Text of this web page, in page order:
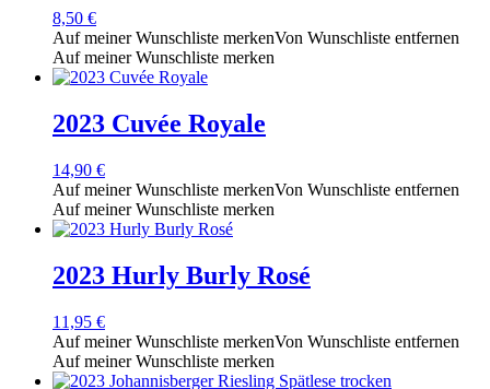
8,50 €
Auf meiner Wunschliste merkenVon Wunschliste entfernen
Auf meiner Wunschliste merken
2023 Cuvée Royale
14,90 €
Auf meiner Wunschliste merkenVon Wunschliste entfernen
Auf meiner Wunschliste merken
2023 Hurly Burly Rosé
11,95 €
Auf meiner Wunschliste merkenVon Wunschliste entfernen
Auf meiner Wunschliste merken